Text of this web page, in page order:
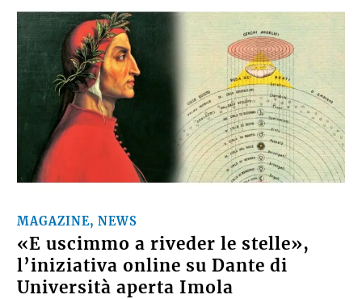
MAGAZINE, NEWS
«E uscimmo a riveder le stelle»,
l’iniziativa online su Dante di
Università aperta Imola